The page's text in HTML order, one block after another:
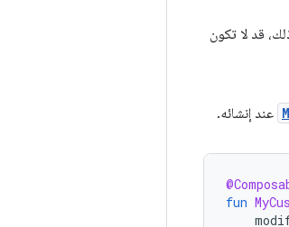
قد لا تكون
عند إنشائه.
fun